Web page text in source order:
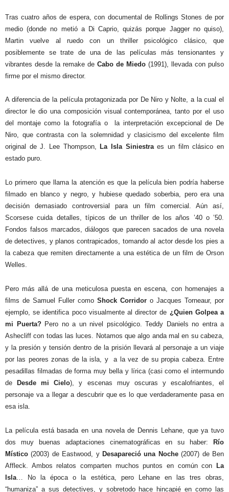
Tras cuatro años de espera, con documental de Rollings Stones de por
medio (donde no metió a Di Caprio, quizás porque Jagger no quiso),
Martin vuelve al ruedo con un thriller psicológico clásico, que
posiblemente se trate de una de las películas más tensionantes y
vibrantes desde la remake de Cabo de Miedo (1991), llevada con pulso
firme por el mismo director.
A diferencia de la película protagonizada por De Niro y Nolte, a la cual el
director le dio una composición visual contemporánea, tanto por el uso
del montaje como la fotografía o
la interpretación excepcional de De
Niro, que contrasta con la solemnidad y clasicismo del excelente film
original de J. Lee Thompson, La Isla Siniestraes un film clásico en
estado puro.
Lo primero que llama la atención es que la película bien podría haberse
filmado en blanco y negro, y hubiese quedado soberbia, pero era una
decisión demasiado controversial para un film comercial. Aún así,
Scorsese cuida detalles, típicos de un thriller de los años ’40 o ’50.
Fondos falsos marcados, diálogos que parecen sacados de una novela
de detectives, y planos contrapicados, tomando al actor desde los pies a
la cabeza que remiten directamente a una estética de un film de Orson
Welles.
Pero más allá de una meticulosa puesta en escena, con homenajes a
films de Samuel Fuller como Shock Corridor o Jacques Torneaur, por
ejemplo, se identifica poco visualmente al director de ¿Quien Golpea a
mi Puerta?Pero no a un nivel psicológico. Teddy Daniels no entra a
Ashecliff con todas las luces. Notamos que algo anda mal en su cabeza,
y la presión y tensión dentro de la prisión llevará al personaje a un viaje
por las peores zonas de la isla, y
a la vez de su propia cabeza. Entre
pesadillas filmadas de forma muy bella y lírica (casi como el intermundo
de
Desde mi Cielo), y escenas muy oscuras y escalofriantes, el
personaje va a llegar a descubrir que es lo que verdaderamente pasa en
esa isla.
La película está basada en una novela de Dennis Lehane, que ya tuvo
dos muy buenas adaptaciones cinematográficas en su haber:
Río
Místico (2003) de Eastwood, y Desapareció una Noche(2007) de Ben
Affleck. Ambos relatos comparten muchos puntos en común con
La
Isla… No la época o la estética, pero Lehane en las tres obras,
“humaniza” a sus detectives, y sobretodo hace hincapié en como las